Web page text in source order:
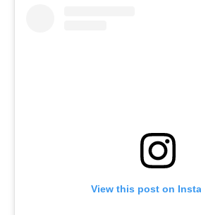
View this post on